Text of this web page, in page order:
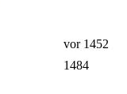
vor 1452
1484